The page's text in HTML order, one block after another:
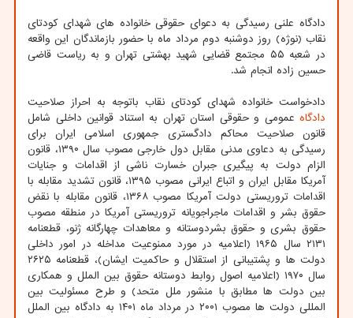
دادگاه علنی رسیدگی به دعوای حقوقی خانواده های شهدای کودتای
نقاب (نوژه) روز دوشنبه دوم مرداد ماه با حضور بازماندگان این واقعه
در شعبه ۵۵ مجتمع قضایی شهید بهشتی تهران و به ریاست قاضی
حسین زاده انجام شد.
دادخواست خانواده شهدای کودتای نقاب باتوجه به احراز صلاحیت
دادگاه عمومی و حقوقی استان تهران به استناد قوانین داخلی شامل
قانون صلاحیت محاکم دادگستری جمهوری اسلامی ایران برای
رسیدگی به دعاوی مدنی مقابل دول خارجی مصوب سال ۱۳۹۰، قانون
الزام دولت به پیگیری جبران خسارت ناشی از اقدامات و جنایات
آمریکا مقابل ایران و اتباع ایرانی مصوب ۱۳۹۵، قانون تشدید مقابله با
اقدامات تروریستی دولت آمریکا مصوب ۱۳۶۸، قانون مقابله با نقض
حقوق بشر و اقدامات ماجراجویانه تروریستی آمریکا در منطقه مصوب
حقوق بشری و حقوق بشردوستانه و معاهدات چهارگانه ژنو، قطعنامه
۲۱۳۱ سال ۱۹۶۵ (اعلامیه در مورد ممنوعیت مداخله در امور داخلی
دولت ها و پشتیبانی از استقلال و حاکمیت ایشان)، قطعنامه ۲۶۲۵
سال ۱۹۷۰ (اعلامیه اصول روابط دوستانه حقوق بین الملل و همکاری
بین دولت ها مطابق با منشور ملل متحد) و طرح مسئولیت بین
المللی دولت ها مصوب ۲۰۰۱ در مرداد ماه ۱۴۰۱ به دادگاه بین الملل